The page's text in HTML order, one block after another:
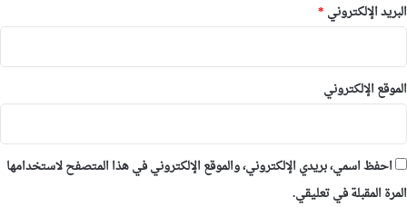
البريد الإلكتروني *
الموقع الإلكتروني
احفظ اسمي، بريدي الإلكتروني، والموقع الإلكتروني في هذا المتصفح لاستخدامها
المرة المقبلة في تعليقي.